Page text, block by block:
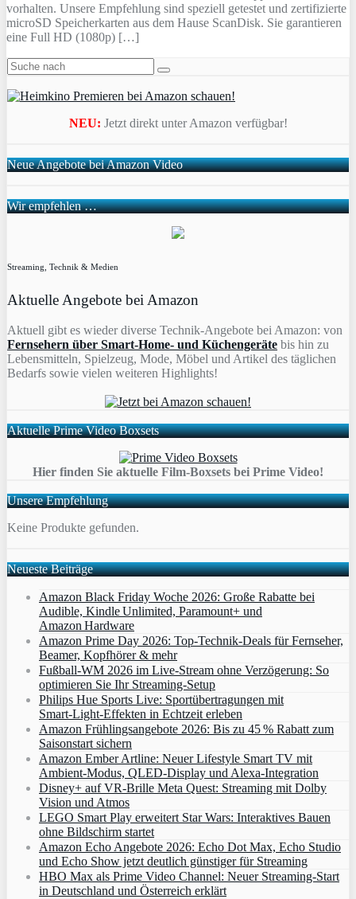
vorhalten. Unsere Empfehlung sind speziell getestet und zertifizierte
microSD Speicherkarten aus dem Hause ScanDisk. Sie garantieren
eine Full HD (1080p) […]
NEU: Jetzt direkt unter Amazon verfügbar!
Neue Angebote bei Amazon Video
Wir empfehlen …
Streaming, Technik & Medien
Aktuelle Angebote bei Amazon
Aktuell gibt es wieder diverse Technik-Angebote bei Amazon: von
Fernsehern über Smart-Home- und Küchengeräte bis hin zu
Lebensmitteln, Spielzeug, Mode, Möbel und Artikel des täglichen
Bedarfs sowie vielen weiteren Highlights!
Aktuelle Prime Video Boxsets
Hier finden Sie aktuelle Film-Boxsets bei Prime Video!
Unsere Empfehlung
Keine Produkte gefunden.
Neueste Beiträge
Amazon Black Friday Woche 2026: Große Rabatte bei
Audible, Kindle Unlimited, Paramount+ und
Amazon Hardware
Amazon Prime Day 2026: Top-Technik-Deals für Fernseher,
Beamer, Kopfhörer & mehr
Fußball-WM 2026 im Live-Stream ohne Verzögerung: So
optimieren Sie Ihr Streaming-Setup
Philips Hue Sports Live: Sportübertragungen mit
Smart‑Light‑Effekten in Echtzeit erleben
Amazon Frühlingsangebote 2026: Bis zu 45 % Rabatt zum
Saisonstart sichern
Amazon Ember Artline: Neuer Lifestyle Smart TV mit
Ambient‑Modus, QLED‑Display und Alexa‑Integration
Disney+ auf VR-Brille Meta Quest: Streaming mit Dolby
Vision und Atmos
LEGO Smart Play erweitert Star Wars: Interaktives Bauen
ohne Bildschirm startet
Amazon Echo Angebote 2026: Echo Dot Max, Echo Studio
und Echo Show jetzt deutlich günstiger für Streaming
HBO Max als Prime Video Channel: Neuer Streaming‑Start
in Deutschland und Österreich erklärt